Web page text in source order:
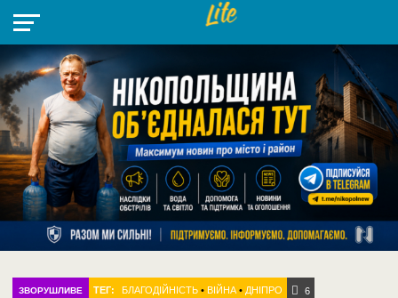
НІКОПОЛЬ
РАЙОН
СІЧЕСЛАВСЬКА
УКРАЇНА
РЕТРО
НІКОПОЛЬ
ЛАЙТ
УКРАЇНА
ДОПОМОГА
РАДІО
ЗВОРУШЛИВЕ ТЕГ: БЛАГОДІЙНІСТЬ• ВІЙНА• ДНІПРО 6